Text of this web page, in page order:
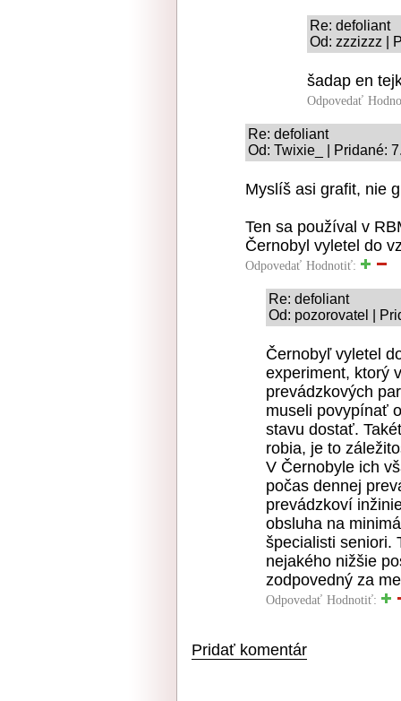
Re: defoliant
Od: zzzizzz |
šadap en
Odpovedať
Re: defoliant
Od: Twixie_ | Pridané:
Myslíš asi grafit, nie
Ten sa používal v
Černobyl vyletel do
Odpovedať Hodnotiť:
Re: defoliant
Od: pozorovatel |
Černobyľ vyletel
experiment, ktorý
prevádzkových
museli povypínať
stavu dostať.
robia, je to
V Černobyle ich
počas dennej
prevádzkoví
obsluha na
špecialisti seniori.
nejakého nižšie
zodpovedný za
Odpovedať Hodnotiť:
Pridať komentár